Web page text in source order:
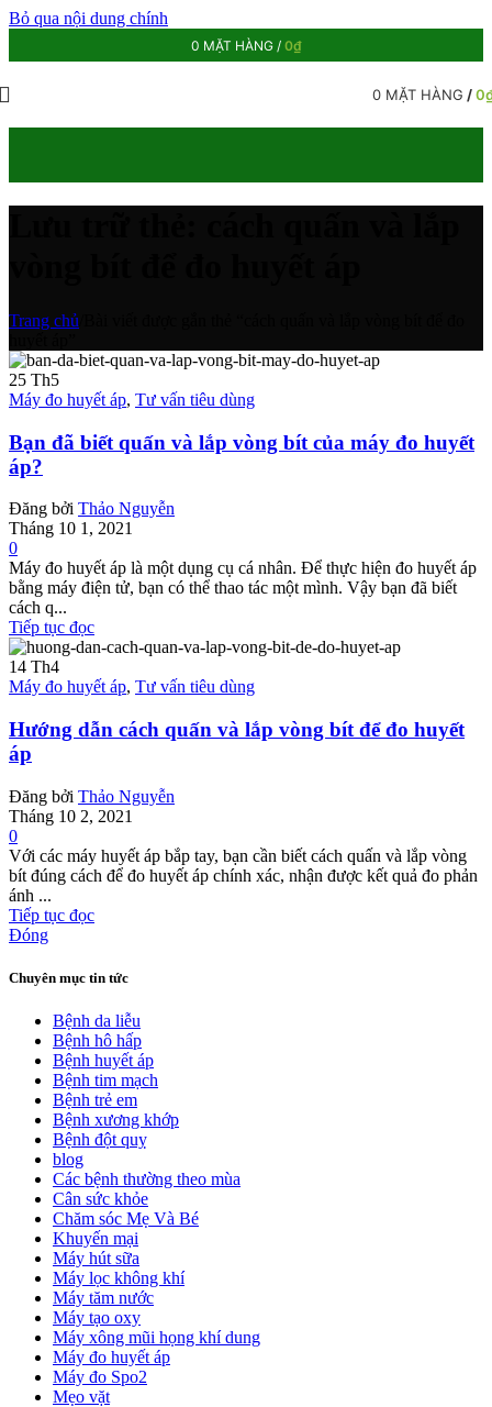
Bỏ qua nội dung chính
0 MẶT HÀNG / 0₫
0 MẶT HÀNG /0
Trang chủ
25 Th5
Máy đo huyết áp, Tư vấn tiêu dùng
Bạn đã biết quấn và lắp vòng bít của máy đo huyết
áp?
Đăng bởi Thảo Nguyễn
Tháng 10 1, 2021
0
Máy đo huyết áp là một dụng cụ cá nhân. Để thực hiện đo huyết áp
bằng máy điện tử, bạn có thể thao tác một mình. Vậy bạn đã biết
cách q...
Tiếp tục đọc
14 Th4
Máy đo huyết áp, Tư vấn tiêu dùng
Hướng dẫn cách quấn và lắp vòng bít để đo huyết
áp
Đăng bởi Thảo Nguyễn
Tháng 10 2, 2021
0
Với các máy huyết áp bắp tay, bạn cần biết cách quấn và lắp vòng
bít đúng cách để đo huyết áp chính xác, nhận được kết quả đo phản
ánh ...
Tiếp tục đọc
Đóng
Chuyên mục tin tức
Bệnh da liễu
Bệnh hô hấp
Bệnh huyết áp
Bệnh tim mạch
Bệnh trẻ em
Bệnh xương khớp
Bệnh đột quỵ
blog
Các bệnh thường theo mùa
Cân sức khỏe
Chăm sóc Mẹ Và Bé
Khuyến mại
Máy hút sữa
Máy lọc không khí
Máy tăm nước
Máy tạo oxy
Máy xông mũi họng khí dung
Máy đo huyết áp
Máy đo Spo2
Mẹo vặt